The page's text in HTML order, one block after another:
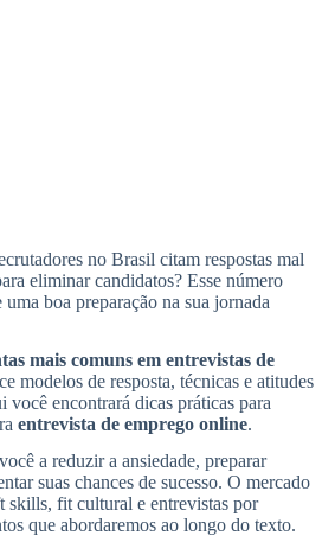
no Brasil citam respostas mal
eliminar candidatos? Esse número
boa preparação na sua jornada
mais comuns em entrevistas de
modelos de resposta, técnicas e atitudes
você encontrará dicas práticas para
entrevista de emprego online.
a reduzir a ansiedade, preparar
suas chances de sucesso. O mercado
skills, fit cultural e entrevistas por
que abordaremos ao longo do texto.